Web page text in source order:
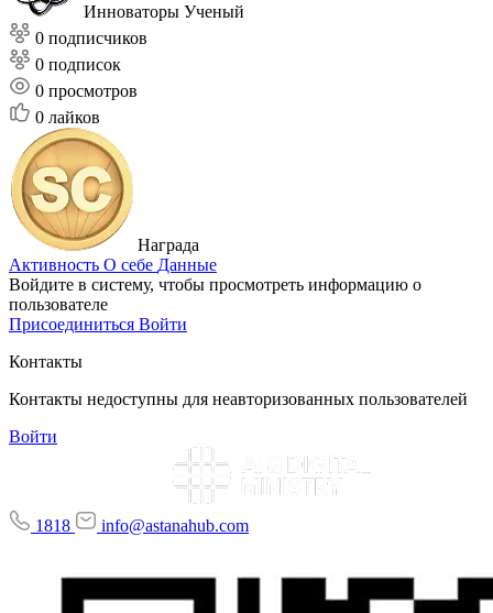
Инноваторы Ученый
0 подписчиков
0 подписок
0 просмотров
0 лайков
Награда
Активность О себе Данные
Войдите в систему, чтобы просмотреть информацию о
пользователе
Присоединиться Войти
Контакты
Контакты недоступны для неавторизованных пользователей
Войти
1818 info@astanahub.com